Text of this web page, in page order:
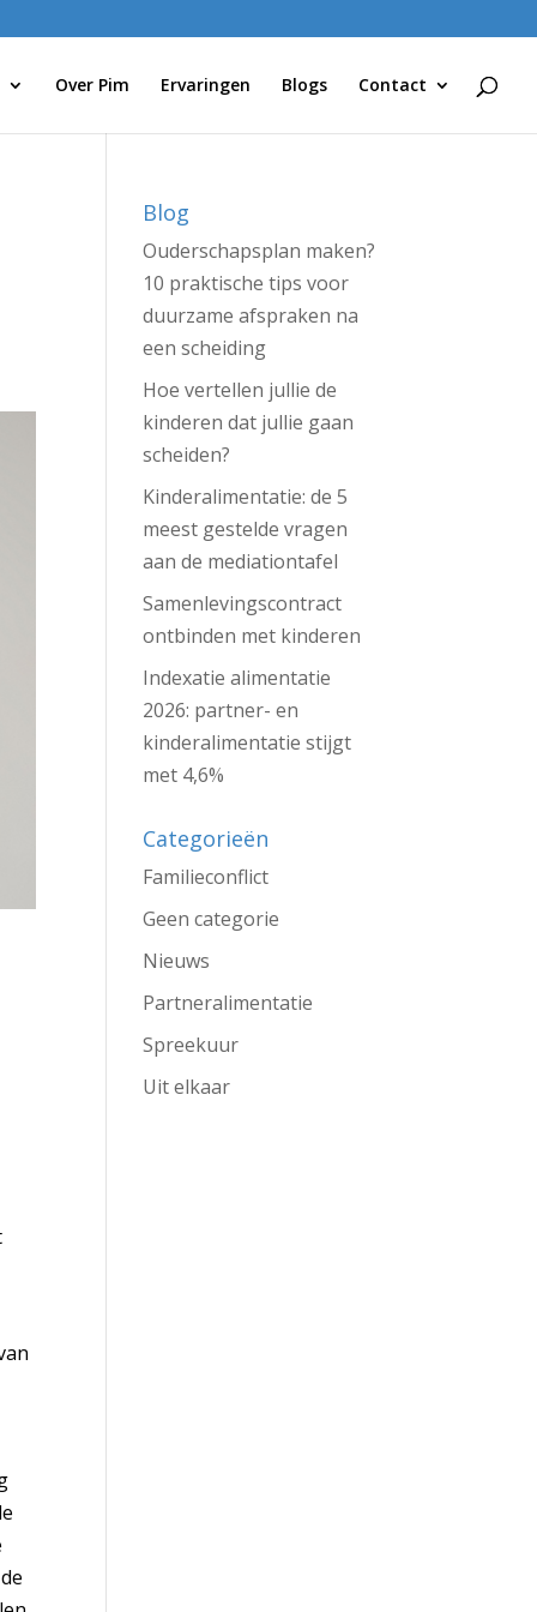
Over Pim Ervaringen Blogs Contact
Blog
Ouderschapsplan maken?
10 praktische tips voor
duurzame afspraken na
een scheiding
Hoe vertellen jullie de
kinderen dat jullie gaan
scheiden?
Kinderalimentatie: de 5
meest gestelde vragen
aan de mediationtafel
Samenlevingscontract
ontbinden met kinderen
Indexatie alimentatie
2026: partner- en
kinderalimentatie stijgt
met 4,6%
Categorieën
Familieconflict
Geen categorie
Nieuws
Partneralimentatie
Spreekuur
Uit elkaar